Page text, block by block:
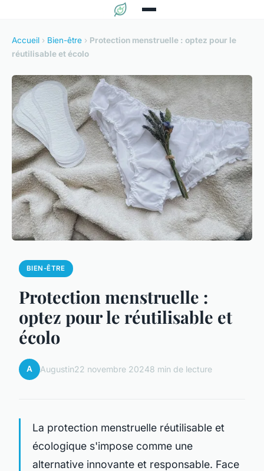
Accueil › Bien-être › Protection menstruelle : optez pour le
réutilisable et écolo
BIEN-ÊTRE
Protection menstruelle :
optez pour le réutilisable et
écolo
A Augustin22 novembre 20248 min de lecture
La protection menstruelle réutilisable et
écologique s'impose comme une
alternative innovante et responsable. Face